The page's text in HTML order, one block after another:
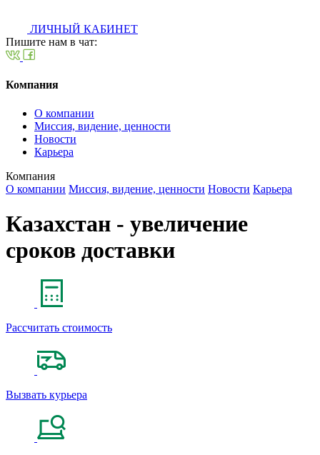
ЛИЧНЫЙ КАБИНЕТ
Пишите нам в чат:
Компания
О компании
Миссия, видение, ценности
Новости
Карьера
Компания
О компании Миссия, видение, ценности Новости Карьера
Казахстан - увеличение
сроков доставки
Рассчитать стоимость
Вызвать курьера